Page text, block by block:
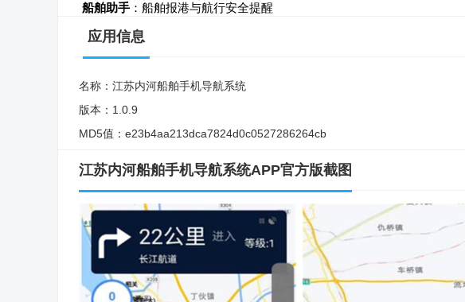
船舶助手 ：船舶报港与航行安全提醒
应用信息
名称： 江苏内河船舶手机导航系统
版本： 1.0.9
MD5值： e23b4aa213dca7824d0c0527286264cb
江苏内河船舶手机导航系统APP官方版截图